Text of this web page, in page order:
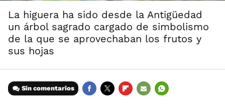
La higuera ha sido desde la Antigüedad
un árbol sagrado cargado de simbolismo
de la que se aprovechaban los frutos y
sus hojas
Sin comentarios